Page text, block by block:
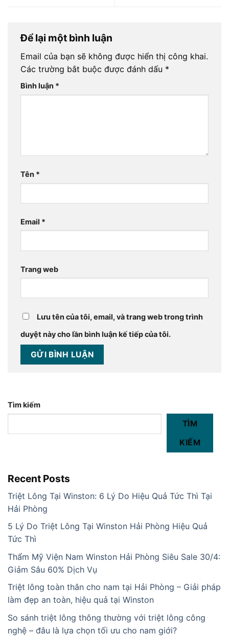
Để lại một bình luận
Email của bạn sẽ không được hiển thị công khai.
Các trường bắt buộc được đánh dấu *
Bình luận *
Tên *
Email *
Trang web
Lưu tên của tôi, email, và trang web trong trình
duyệt này cho lần bình luận kế tiếp của tôi.
Tìm kiếm
TÌM
KIẾM
Recent Posts
Triệt Lông Tại Winston: 6 Lý Do Hiệu Quả Tức Thì Tại
Hải Phòng
5 Lý Do Triệt Lông Tại Winston Hải Phòng Hiệu Quả
Tức Thì
Thẩm Mỹ Viện Nam Winston Hải Phòng Siêu Sale 30/4:
Giảm Sâu 60% Dịch Vụ
Triệt lông toàn thân cho nam tại Hải Phòng – Giải pháp
làm đẹp an toàn, hiệu quả tại Winston
So sánh triệt lông thông thường với triệt lông công
nghệ – đâu là lựa chọn tối ưu cho nam giới?